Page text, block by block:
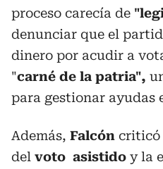
proceso carecía de
denunciar que el
dinero por acudir a
"carné de la patria",
para gestionar ayudas
Además, Falcón criticó
del voto asistido y la